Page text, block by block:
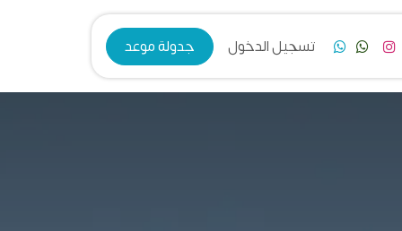
فرع الزرقاء تسجيل الدخول جدولة موعد